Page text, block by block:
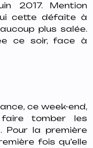
2017. Mention
cette défaite à
plus salée.
ce soir, face à
ce week-end,
faire tomber les
Pour la première
fois qu’elle